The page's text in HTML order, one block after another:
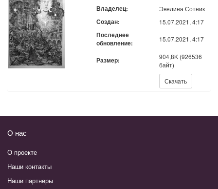
Владелец: Эвелина Сотник
Создан: 15.07.2021, 4:17
Последнее
обновление:
15.07.2021, 4:17
Размер:
904,8K (926536
байт)
Скачать
О нас
О проекте
Наши контакты
Наши партнеры